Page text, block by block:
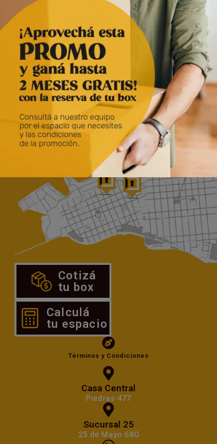
GARANTÍA DE POR VIDA
Ideal para asegurar tu unidad de self storage, depósitos,
rejas o puertas de garaje.
Material Acero Laminado
Diametro 40 mm
LLaves 2 Llaves con protección
Casa Central
Piedras 477
Sucursal 25
25 de Mayo 680
Cotizá
tu box
Cotizar
Calculá
tu espacio
CalcularTérminos y Condiciones